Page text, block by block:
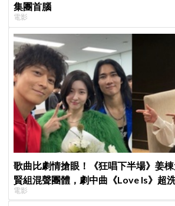
集團首腦
電影
歌曲比劇情搶眼！《狂唱下半場》姜
賢組混聲團體，劇中曲《Love Is》超
電影